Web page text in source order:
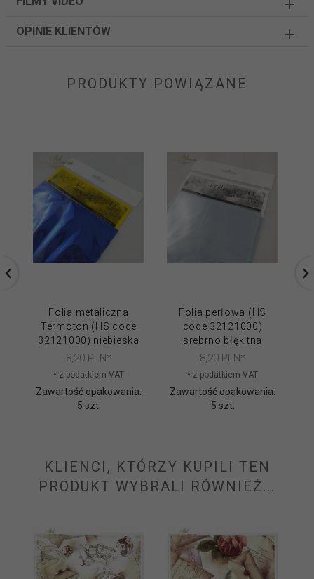
OPINIE KLIENTÓW
PRODUKTY POWIĄZANE
Folia metaliczna
Termoton (HS code
32121000) niebieska
8, 20 PLN*
* z podatkiem VAT
Zawartość opakowania:
5 szt.
Folia perłowa (HS
code 32121000)
srebrno błękitna
8, 20 PLN*
* z podatkiem VAT
Zawartość opakowania:
5 szt.
KLIENCI, KTÓRZY KUPILI TEN
PRODUKT WYBRALI RÓWNIEŻ...